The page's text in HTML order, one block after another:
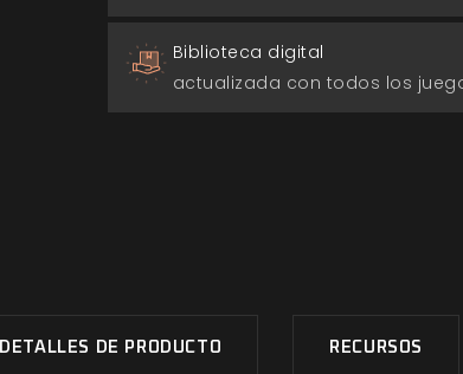
Biblioteca digital
actualizada con todos los
DETALLES DE PRODUCTO RECURSOS